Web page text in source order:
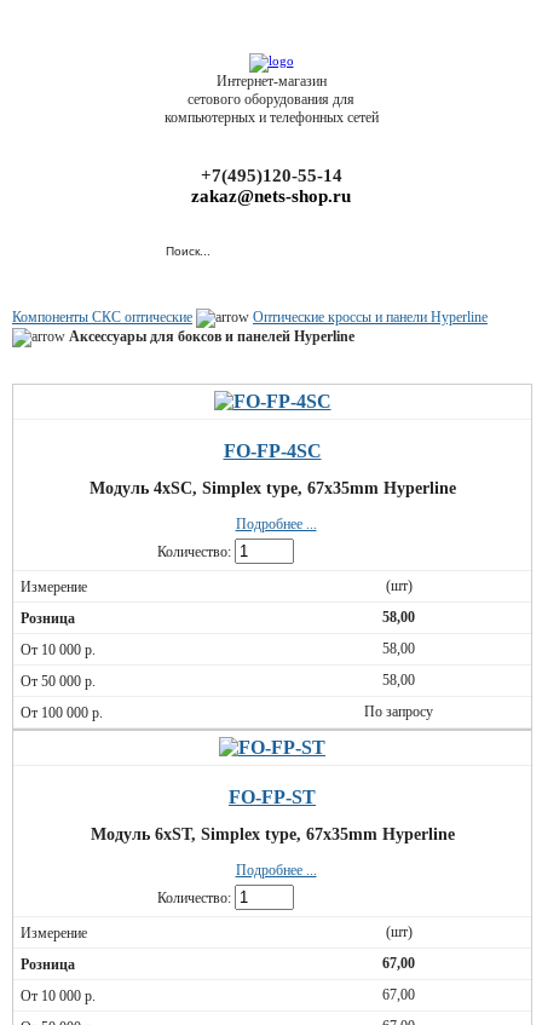
Интернет-магазин
сетового оборудования для
компьютерных и телефонных сетей
+7(495)120-55-14
zakaz@nets-shop.ru
Компоненты СКС оптические
Оптические кроссы и панели Hyperline
Аксессуары для боксов и панелей Hyperline
FO-FP-4SC
Модуль 4xSC, Simplex type, 67х35mm Hyperline
Подробнее ...
Количество:
(шт)
58,00
58,00
58,00
По запросу
FO-FP-ST
Модуль 6xST, Simplex type, 67х35mm Hyperline
Подробнее ...
Количество:
(шт)
67,00
67,00